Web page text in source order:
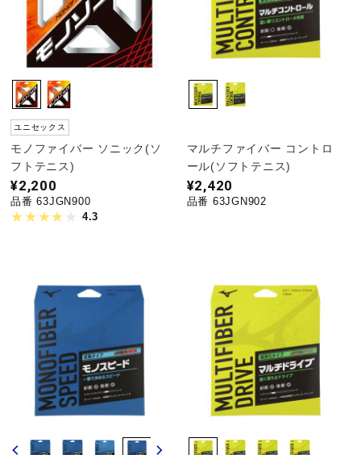
ユニセックス
モノファイバー ソニック(ソ
フトテニス)
¥2,200
品番 63JGN900
4.3
マルチファイバー コントロ
ール(ソフトテニス)
¥2,420
品番 63JGN902